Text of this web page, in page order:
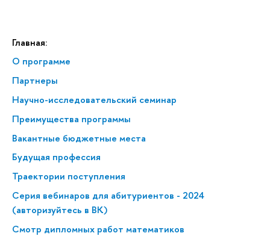
Главная:
О программе
Партнеры
Научно-исследовательский семинар
Преимущества программы
Вакантные бюджетные места
Будущая профессия
Траектории поступления
Серия вебинаров для абитуриентов - 2024
(авторизуйтесь в ВК)
Смотр дипломных работ математиков